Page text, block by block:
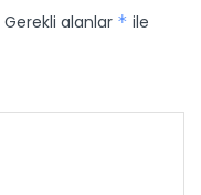
Gerekli alanlar * ile